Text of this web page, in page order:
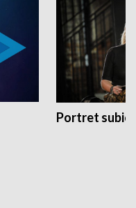
Portret